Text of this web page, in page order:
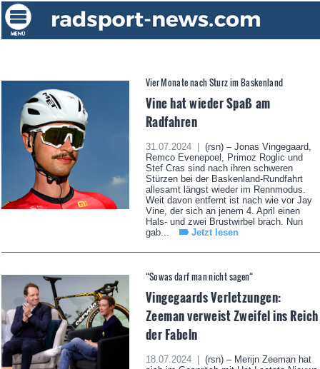
Vier Monate nach Sturz im Baskenland
Vine hat wieder Spaß am
Radfahren
31.07.2024 |
(rsn) – Jonas Vingegaard,
Remco Evenepoel, Primoz Roglic und
Stef Cras sind nach ihren schweren
Stürzen bei der Baskenland-Rundfahrt
allesamt längst wieder im Rennmodus.
Weit davon entfernt ist nach wie vor Jay
Vine, der sich an jenem 4. April einen
Hals- und zwei Brustwirbel brach. Nun
gab...
Jetzt lesen
“Sowas darf man nicht sagen“
Vingegaards Verletzungen:
Zeeman verweist Zweifel ins Reich
der Fabeln
18.07.2024 |
(rsn) – Merijn Zeeman hat